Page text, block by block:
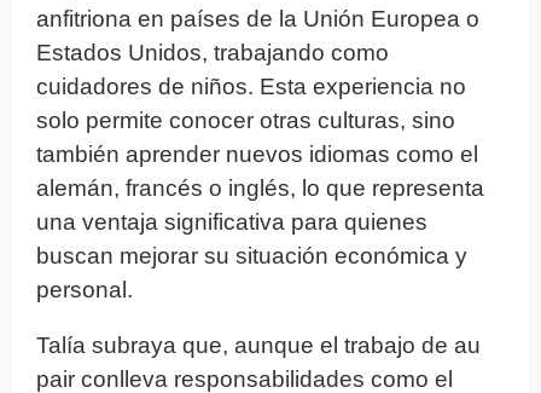
anfitriona en países de la Unión Europea o
Estados Unidos, trabajando como
cuidadores de niños. Esta experiencia no
solo permite conocer otras culturas, sino
también aprender nuevos idiomas como el
alemán, francés o inglés, lo que representa
una ventaja significativa para quienes
buscan mejorar su situación económica y
personal.
Talía subraya que, aunque el trabajo de au
pair conlleva responsabilidades como el